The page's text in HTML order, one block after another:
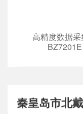
高精度数据采
BZ7201E
秦皇岛市北